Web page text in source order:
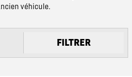
véhicule.
FILTRER